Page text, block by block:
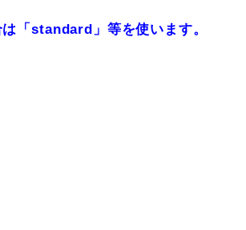
「standard」等を使います。